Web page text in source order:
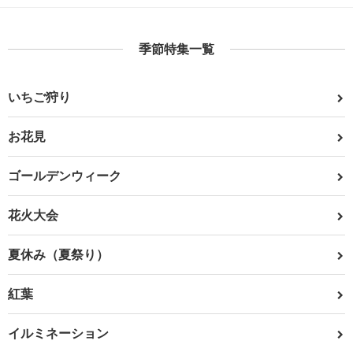
季節特集一覧
いちご狩り
お花見
ゴールデンウィーク
花火大会
夏休み（夏祭り）
紅葉
イルミネーション